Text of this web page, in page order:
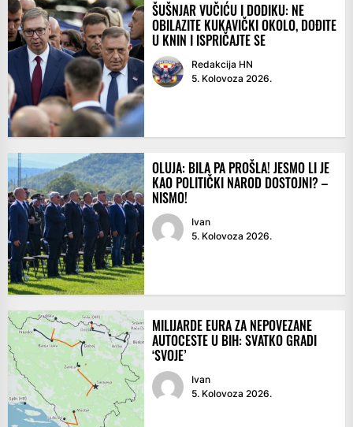
ŠUŠNJAR VUČIĆU I DODIKU: NE
OBILAZITE KUKAVIČKI OKOLO, DOĐITE
U KNIN I ISPRIČAJTE SE
Redakcija HN
5. Kolovoza 2026.
OLUJA: BILA PA PROŠLA! JESMO LI JE
KAO POLITIČKI NAROD DOSTOJNI? –
NISMO!
Ivan
5. Kolovoza 2026.
MILIJARDE EURA ZA NEPOVEZANE
AUTOCESTE U BIH: SVATKO GRADI
‘SVOJE’
Ivan
5. Kolovoza 2026.